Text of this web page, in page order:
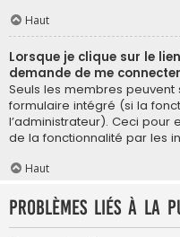
Haut
Lorsque je clique sur le lien
demande de me
Seuls les membres peuvent
formulaire intégré (si la
l’administrateur). Ceci pour
de la fonctionnalité par les
Haut
Problèmes liés à la